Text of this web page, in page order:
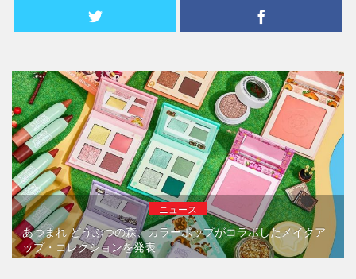
ニュース
あつまれ どうぶつの森、カラーポップがコラボしたメイクア
ップ・コレクションを発表